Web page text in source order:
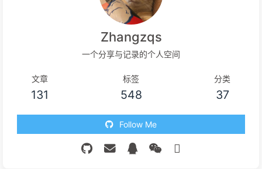
Zhangzqs
一个分享与记录的个人空间
文章
131
标签
548
分类
37
Follow Me